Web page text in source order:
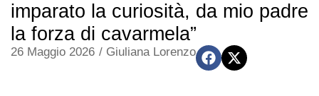
imparato la curiosità, da mio padre
la forza di cavarmela”
26 Maggio 2026 / Giuliana Lorenzo